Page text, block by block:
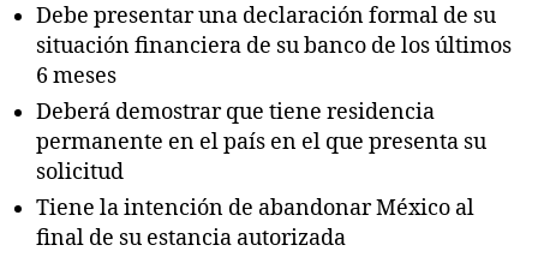
Debe presentar una declaración formal de su
situación financiera de su banco de los últimos
6 meses
Deberá demostrar que tiene residencia
permanente en el país en el que presenta su
solicitud
Tiene la intención de abandonar México al
final de su estancia autorizada